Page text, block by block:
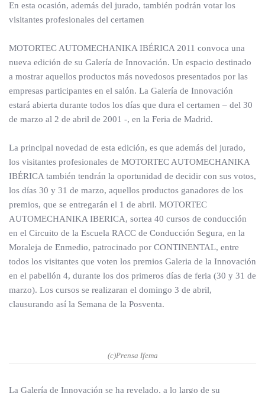
En esta ocasión, además del jurado, también podrán votar los
visitantes profesionales del certamen
MOTORTEC AUTOMECHANIKA IBÉRICA 2011 convoca una
nueva edición de su Galería de Innovación. Un espacio destinado
a mostrar aquellos productos más novedosos presentados por las
empresas participantes en el salón. La Galería de Innovación
estará abierta durante todos los días que dura el certamen – del 30
de marzo al 2 de abril de 2001 -, en la Feria de Madrid.
La principal novedad de esta edición, es que además del jurado,
los visitantes profesionales de MOTORTEC AUTOMECHANIKA
IBÉRICA también tendrán la oportunidad de decidir con sus votos,
los días 30 y 31 de marzo, aquellos productos ganadores de los
premios, que se entregarán el 1 de abril. MOTORTEC
AUTOMECHANIKA IBERICA, sortea 40 cursos de conducción
en el Circuito de la Escuela RACC de Conducción Segura, en la
Moraleja de Enmedio, patrocinado por CONTINENTAL, entre
todos los visitantes que voten los premios Galeria de la Innovación
en el pabellón 4, durante los dos primeros días de feria (30 y 31 de
marzo). Los cursos se realizaran el domingo 3 de abril,
clausurando así la Semana de la Posventa.
(c)Prensa Ifema
La Galería de Innovación se ha revelado, a lo largo de su